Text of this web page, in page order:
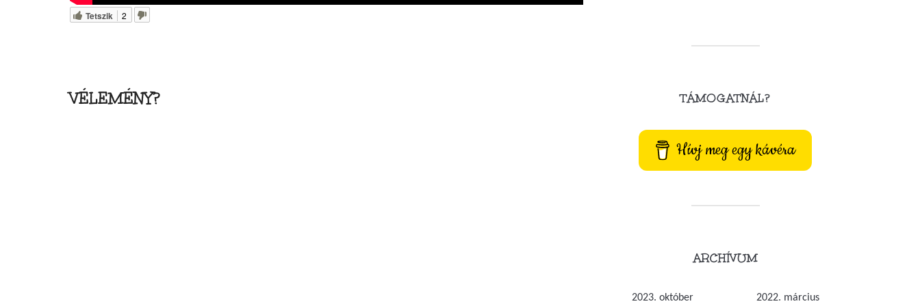
Tetszik 2
VÉLEMÉNY? TÁMOGATNÁL?
Hívj meg egy kávéra
ARCHÍVUM
2023. október 2022. március